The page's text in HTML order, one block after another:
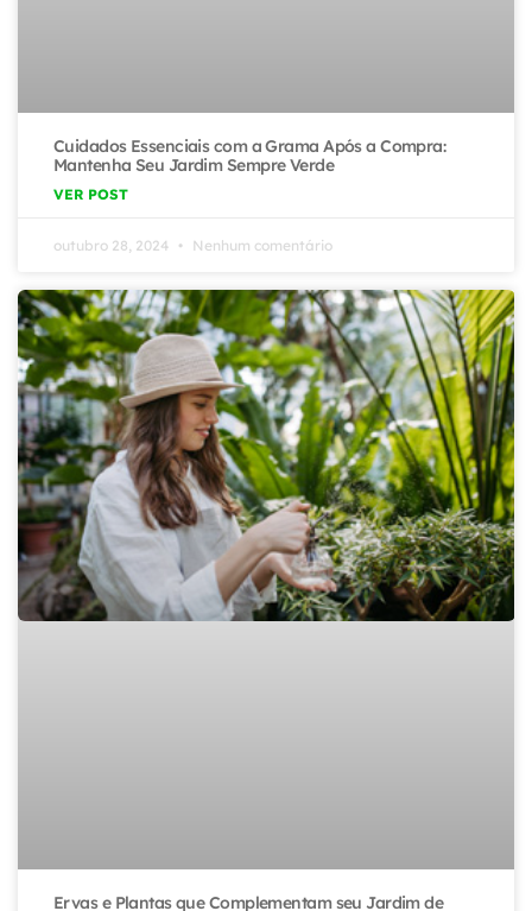
Cuidados Essenciais com a Grama Após a Compra:
Mantenha Seu Jardim Sempre Verde
VER POST
outubro 28, 2024 Nenhum comentário
Ervas e Plantas que Complementam seu Jardim de